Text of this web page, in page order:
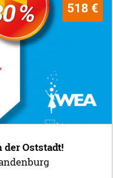
518 €
Oststadt!